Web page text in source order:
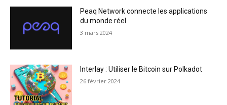
Peaq Network connecte les applications
du monde réel
3 mars 2024
Interlay : Utiliser le Bitcoin sur Polkadot
26 février 2024